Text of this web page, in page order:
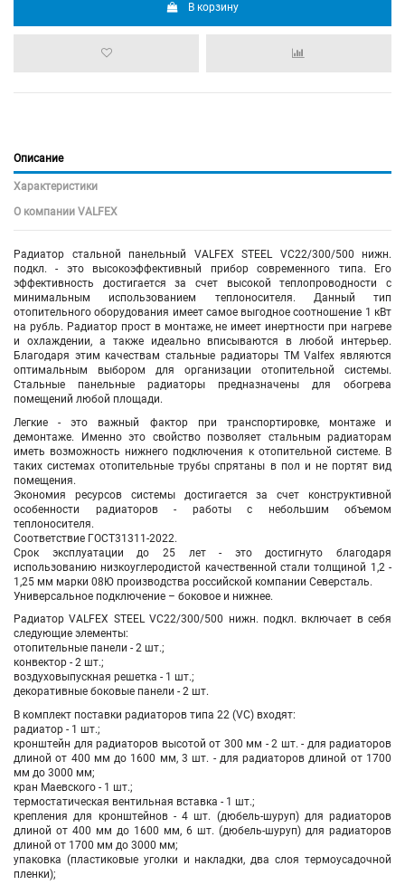
В корзину
Описание
Характеристики
О компании VALFEX
Радиатор стальной панельный VALFEX STEEL VC22/300/500 нижн.
подкл. - это высокоэффективный прибор современного типа. Его
эффективность достигается за счет высокой теплопроводности с
минимальным использованием теплоносителя. Данный тип
отопительного оборудования имеет самое выгодное соотношение 1 кВт
на рубль. Радиатор прост в монтаже, не имеет инертности при нагреве
и охлаждении, а также идеально вписываются в любой интерьер.
Благодаря этим качествам стальные радиаторы TM Valfex являются
оптимальным выбором для организации отопительной системы.
Стальные панельные радиаторы предназначены для обогрева
помещений любой площади.
Легкие - это важный фактор при транспортировке, монтаже и
демонтаже. Именно это свойство позволяет стальным радиаторам
иметь возможность нижнего подключения к отопительной системе. В
таких системах отопительные трубы спрятаны в пол и не портят вид
помещения.
Экономия ресурсов системы достигается за счет конструктивной
особенности радиаторов - работы с небольшим объемом
теплоносителя.
Соответствие ГОСТ31311-2022.
Срок эксплуатации до 25 лет - это достигнуто благодаря
использованию низкоуглеродистой качественной стали толщиной 1,2 -
1,25 мм марки 08Ю производства российской компании Северсталь.
Универсальное подключение – боковое и нижнее.
Радиатор VALFEX STEEL VC22/300/500 нижн. подкл. включает в себя
следующие элементы:
отопительные панели - 2 шт.;
конвектор - 2 шт.;
воздуховыпускная решетка - 1 шт.;
декоративные боковые панели - 2 шт.
В комплект поставки радиаторов типа 22 (VC) входят:
радиатор - 1 шт.;
кронштейн для радиаторов высотой от 300 мм - 2 шт. - для радиаторов
длиной от 400 мм до 1600 мм, 3 шт. - для радиаторов длиной от 1700
мм до 3000 мм;
кран Маевского - 1 шт.;
термостатическая вентильная вставка - 1 шт.;
крепления для кронштейнов - 4 шт. (дюбель-шуруп) для радиаторов
длиной от 400 мм до 1600 мм, 6 шт. (дюбель-шуруп) для радиаторов
длиной от 1700 мм до 3000 мм;
упаковка (пластиковые уголки и накладки, два слоя термоусадочной
пленки);